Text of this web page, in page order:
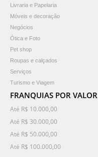
Livraria e Papelaria
Móveis e decoração
Negócios
Ótica e Foto
Pet shop
Roupas e calçados
Serviços
Turismo e Viagem
FRANQUIAS POR VALOR
Até R$ 10.000,00
Até R$ 30.000,00
Até R$ 50.000,00
Até R$ 100.000,00